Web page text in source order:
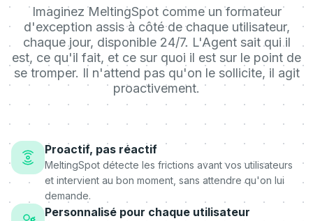
Imaginez MeltingSpot comme un formateur
d'exception assis à côté de chaque utilisateur,
chaque jour, disponible 24/7. L'Agent sait qui il
est, ce qu'il fait, et ce sur quoi il est sur le point de
se tromper. Il n'attend pas qu'on le sollicite, il agit
proactivement.
Proactif, pas réactif
MeltingSpot détecte les frictions avant vos utilisateurs
et intervient au bon moment, sans attendre qu'on lui
demande.
Personnalisé pour chaque utilisateur